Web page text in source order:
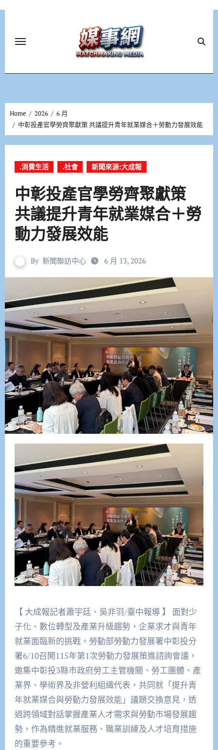
Home 2026
6 月
中彰投產官學勞齊聚獻策 共議提升青年就業媒合＋勞動力發展效能
.消費生活 .社會 新聞來源:大成報
中彰投產官學勞齊聚獻策
共議提升青年就業媒合＋勞
動力發展效能
By 新聞聯訪中心 6 月 13, 2026
【 大成報記者蕭宇廷、吳非羽/臺中報導 】 面對少
子化、數位轉型及產業升級趨勢，企業求才與青年
就業面臨新的挑戰。勞動部勞動力發展署中彰投分
署6/10召開115年第1次勞動力發展策進諮詢會議，
邀集中彰投3縣市政府勞工主管機關、勞工團體、產
業界、學術界及非營利組織代表，共同就「提升青
年就業媒合與勞動力發展效能」議題交換意見，透
過跨領域對話掌握產業人才需求與勞動市場發展趨
勢，作為精進就業服務、職業訓練及人才培育措施
的重要參考。